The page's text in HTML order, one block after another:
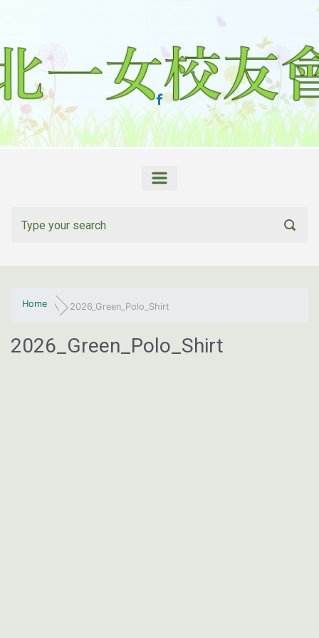
Home 2026_Green_Polo_Shirt
2026_Green_Polo_Shirt